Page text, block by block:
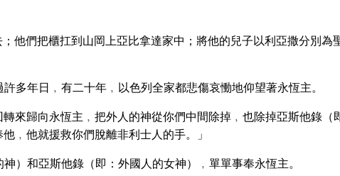
他們把櫃扛到山岡上亞比拿達家中；將他的兒子以利亞撒分別為
多年日﹐有二十年﹐以色列全家都悲傷哀慟地仰望著永恆主。
來歸向永恆主﹐把外人的神從你們中間除掉﹐也除掉亞斯他錄（
﹐他就援救你們脫離非利士人的手。」
）和亞斯他錄（即：外國人的女神）﹐單單事奉永恆主。